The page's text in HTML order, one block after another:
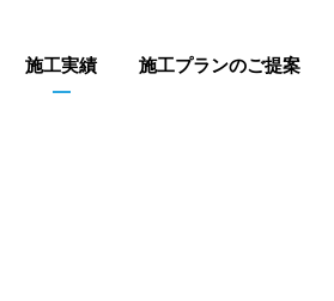
施工実績 施工プランのご提案